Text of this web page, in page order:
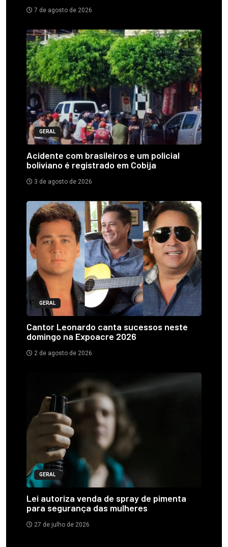
7 de agosto de 2026
GERAL
Acidente com brasileiros e um policial
boliviano é registrado em Cobija
3 de agosto de 2026
GERAL
Cantor Leonardo canta sucessos neste
domingo na Expoacre 2026
2 de agosto de 2026
GERAL
Lei autoriza venda de spray de pimenta
para segurança das mulheres
27 de julho de 2026